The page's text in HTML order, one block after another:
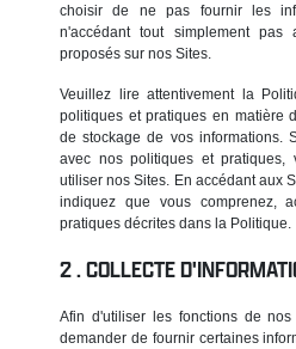
choisir de ne pas fournir les
n'accédant tout simplement pas
proposés sur nos Sites.
Veuillez lire attentivement la
politiques et pratiques en matière
de stockage de vos informations.
avec nos politiques et
utiliser nos Sites. En accédant aux
indiquez que vous comprenez,
pratiques décrites dans la Politique.
COLLECTE
Afin d'utiliser les fonctions de
demander de fournir certaines